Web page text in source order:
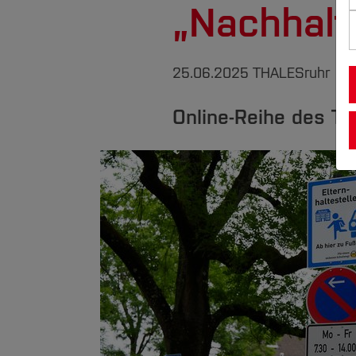
25.06.2025 THALESruhr
Online-Reihe des